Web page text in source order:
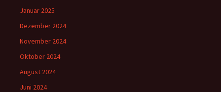
Januar 2025
Dezember 2024
November 2024
Oktober 2024
August 2024
Juni 2024